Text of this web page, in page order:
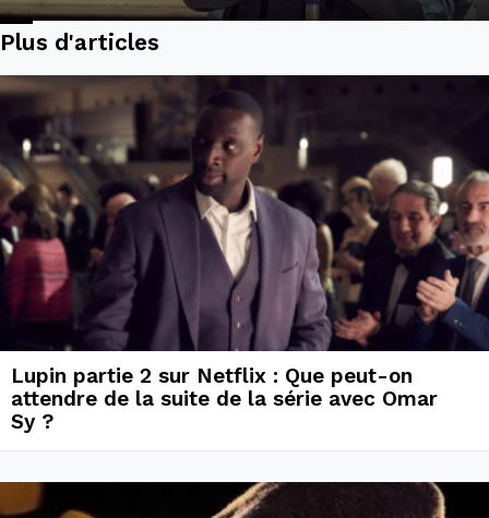
Plus d'articles
Lupin partie 2 sur Netflix : Que peut-on
attendre de la suite de la série avec Omar
Sy ?